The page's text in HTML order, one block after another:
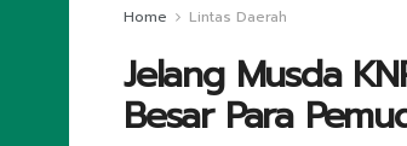
Home Lintas Daerah
Jelang Musda
Besar Para